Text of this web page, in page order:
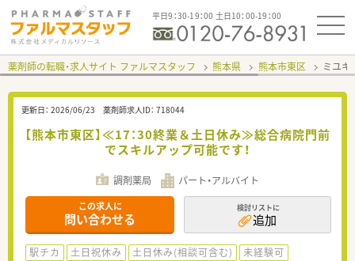
平日9：30-19：00 土日10：00-19：00
薬剤師の転職・求人サイト ファルマスタッフ 熊本県 熊本市東区 ミユ
更新日： 2026/06/23 薬剤師求人ID： 718044
【熊本市東区】≪17：30終業＆土日休み≫総合病院門前
でスキルアップ可能です！
調剤薬局 パート・アルバイト
この求人に
問い合わせる
検討リストに
追加
駅チカ 土日祝休み 土日休み(相談可含む)
未経験可